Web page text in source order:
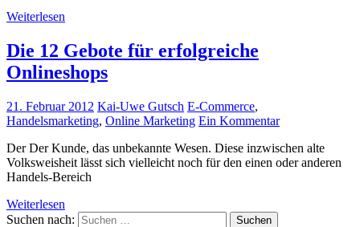
Weiterlesen
Die 12 Gebote für erfolgreiche
Onlineshops
21. Februar 2012 Kai-Uwe Gutsch E-Commerce,
Handelsmarketing, Online Marketing Ein Kommentar
Der Der Kunde, das unbekannte Wesen. Diese inzwischen alte
Volksweisheit lässt sich vielleicht noch für den einen oder anderen
Handels-Bereich
Weiterlesen
Suchen nach:
Suchen